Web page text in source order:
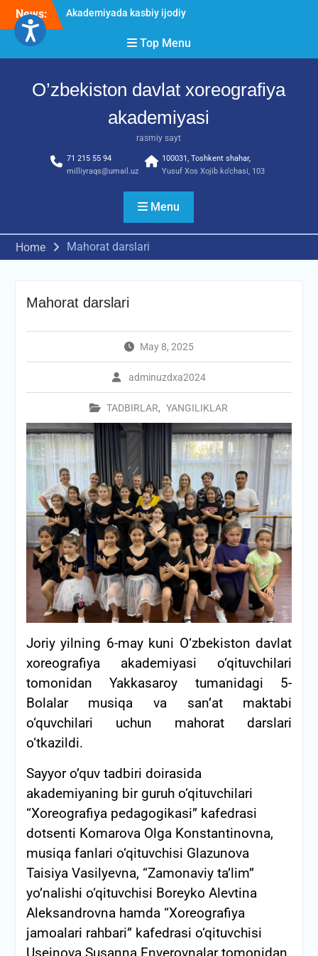
Skip
content
News:
O’ZBEKISTON DAVLAT
AKADEMIYASIDA
о‘tkazilgan kasbiy (ijodiy)
Diqqat e’lon!
imtihon jarayonlari
Top Menu
O’zbekiston davlat xoreografiya
akademiyasi
rasmiy sayt
71 215 55 94
milliyraqs@umail.uz
100031, Toshkent shahar,
Yusuf Xos Xojib ko‘chasi, 103
Menu
Home Mahorat darslari
Mahorat darslari
May 8, 2025
adminuzdxa2024
TADBIRLAR, YANGILIKLAR
Joriy yilning 6-may kuni O‘zbekiston davlat
xoreografiya akademiyasi o‘qituvchilari
tomonidan Yakkasaroy tumanidagi 5-
Bolalar musiqa va san’at maktabi
o‘quvchilari uchun mahorat darslari
o‘tkazildi.
Sayyor o’quv tadbiri doirasida
akademiyaning bir guruh o‘qituvchilari
“Xoreografiya pedagogikasi” kafedrasi
dotsenti Komarova Olga Konstantinovna,
musiqa fanlari o‘qituvchisi Glazunova
Taisiya Vasilyevna, “Zamonaviy ta’lim”
yo’nalishi o‘qituvchisi Boreyko Alevtina
Aleksandrovna hamda “Xoreografiya
jamoalari rahbari” kafedrasi o‘qituvchisi